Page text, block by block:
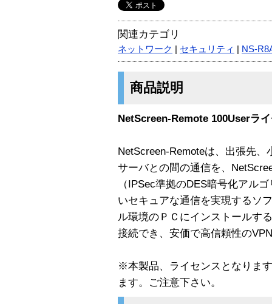
関連カテゴリ
ネットワーク セキュリティ NS-
商品説明
NetScreen-Remote 100Userラ
NetScreen-Remoteは、出張先
サーバとの間の通信を、
（IPSec準拠のDES暗号化アル
いセキュアな通信を実現するソ
ル環境のＰＣにインストールす
接続でき、安価で高信頼性の
※本製品、ライセンスとなりま
ます。ご注意下さい。